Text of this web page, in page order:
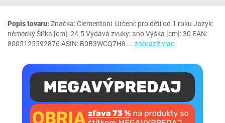
Popis tovaru:Značka: Clementoni Určení: pro děti od 1 roku Jazyk:
německý Šířka [cm]: 24.5 Vydává zvuky: ano Výška [cm]: 30 EAN:
8005125592876 ASIN: B0B3WCQ7H8 ... zobraziť viac